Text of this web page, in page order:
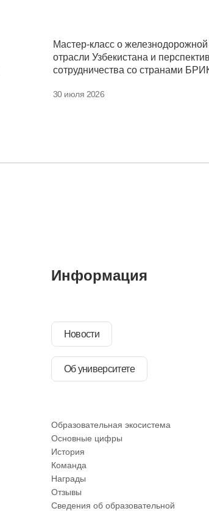
Мастер-класс о железнодорожной
отрасли Узбекистана и
сотрудничества со странами
30 июля 2026
Информация
Новости
Об университете
Образовательная экосистема
Основные цифры
История
Команда
Награды
Отзывы
Сведения об образовательной